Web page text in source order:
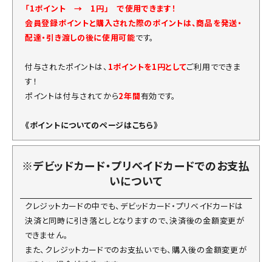
「1ポイント → 1円」 で使用できます！
会員登録ポイントと購入された際のポイントは、商品を発送・
配達・引き渡しの後に使用可能です。
付与されたポイントは、 1ポイントを1円としてご利用でできま
す！
ポイントは付与されてから2年間有効です。
《ポイントについてのページはこちら》
※デビッドカード・プリベイドカードでのお支払
いについて
クレジットカードの中でも、デビッドカード・プリベイドカードは
決済と同時に引き落としとなりますので、決済後の金額変更が
できません。
また、クレジットカードでのお支払いでも、購入後の金額変更が